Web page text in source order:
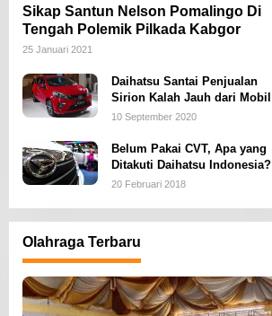
Sikap Santun Nelson Pomalingo Di
Tengah Polemik Pilkada Kabgor
25 Januari 2021
Daihatsu Santai Penjualan
Sirion Kalah Jauh dari Mobil
LCGC
10 September 2020
Belum Pakai CVT, Apa yang
Ditakuti Daihatsu Indonesia?
20 Februari 2018
Olahraga Terbaru